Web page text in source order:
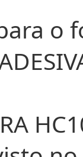
o